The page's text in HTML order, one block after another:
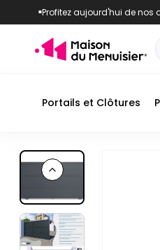
■Profitez aujourd'hui de nos
Portails et Clôtures
Previous slide